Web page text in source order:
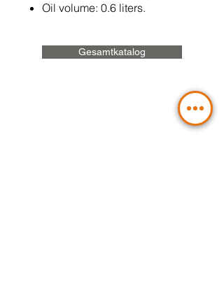
Oil volume: 0.6 liters.
Gesamtkatalog